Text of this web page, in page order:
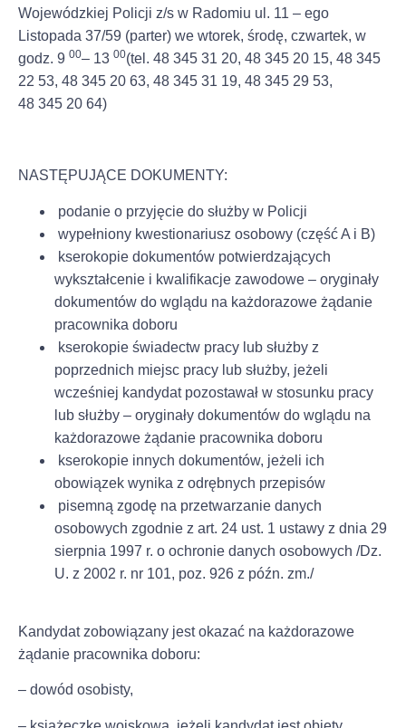
Wojewódzkiej Policji z/s w Radomiu ul. 11 – ego
Listopada 37/59 (parter) we wtorek, środę, czwartek, w
godz. 9 00– 13 00(tel. 48 345 31 20, 48 345 20 15, 48 345
22 53, 48 345 20 63, 48 345 31 19, 48 345 29 53,
48 345 20 64)
NASTĘPUJĄCE DOKUMENTY:
podanie o przyjęcie do służby w Policji
wypełniony kwestionariusz osobowy (część A i B)
kserokopie dokumentów potwierdzających
wykształcenie i kwalifikacje zawodowe – oryginały
dokumentów do wglądu na każdorazowe żądanie
pracownika doboru
kserokopie świadectw pracy lub służby z
poprzednich miejsc pracy lub służby, jeżeli
wcześniej kandydat pozostawał w stosunku pracy
lub służby – oryginały dokumentów do wglądu na
każdorazowe żądanie pracownika doboru
kserokopie innych dokumentów, jeżeli ich
obowiązek wynika z odrębnych przepisów
pisemną zgodę na przetwarzanie danych
osobowych zgodnie z art. 24 ust. 1 ustawy z dnia 29
sierpnia 1997 r. o ochronie danych osobowych /Dz.
U. z 2002 r. nr 101, poz. 926 z późn. zm./
Kandydat zobowiązany jest okazać na każdorazowe
żądanie pracownika doboru:
– dowód osobisty,